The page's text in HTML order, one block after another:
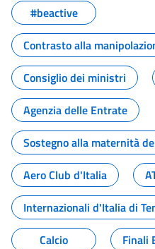
#beactive
Contrasto alla
Consiglio dei ministri
Agenzia delle Entrate
Sostegno alla maternità
Aero Club d'Italia
Internazionali d'Italia di
Calcio
Finali